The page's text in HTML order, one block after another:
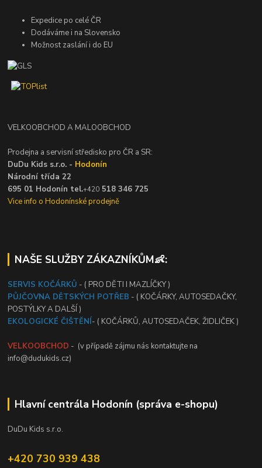
Expedice po celé ČR
Dodáváme i na Slovensko
Možnost zaslání i do EU
VELKOOBCHOD A MALOOBCHOD
Prodejna a servisní středisko pro ČR a SR:
DuDu Kids s.r.o. - Hodonín
Národní třída 22
695 01 Hodonín tel.+420 518 346 725
Vice info o Hodonínské prodejně
NAŠE SLUŽBY ZÁKAZNÍKŮM👶:
SERVIS KOČÁRKŮ - ( PRO DĚTI I MAZLÍČKY )
PŮJČOVNA DĚTSKÝCH POTŘEB - ( KOČÁRKY, AUTOSEDAČKY,
POSTÝLKY A DALŠÍ )
EKOLOGICKÉ ČIŠTĚNÍ- ( KOČÁRKŮ, AUTOSEDAČEK, ŽIDLIČEK )
VELKOOBCHOD - (v případě zájmu nás kontaktujte na
info@dudukids.cz)
Hlavní centrála Hodonín (správa e-shopu)
DuDu Kids s.r.o.
+420 730 939 438